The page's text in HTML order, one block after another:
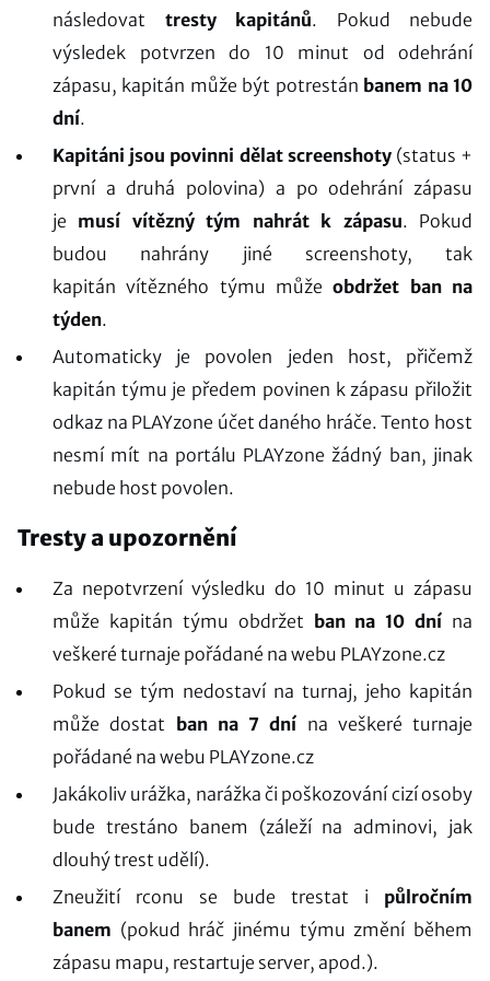
následovat tresty kapitánů. Pokud nebude
výsledek potvrzen do 10 minut od odehrání
zápasu, kapitán může být potrestán banem na 10
dní.
Kapitáni jsou povinni dělat screenshoty(status +
první a druhá polovina) a po odehrání zápasu
je musí vítězný tým nahrát k zápasu. Pokud
budou nahrány jiné screenshoty, tak
kapitán vítězného týmu můžeobdržet ban na
týden.
Automaticky je povolen jeden host, přičemž
kapitán týmu je předem povinen k zápasu přiložit
odkaz na PLAYzone účet daného hráče. Tento host
nesmí mít na portálu PLAYzone žádný ban, jinak
nebude host povolen.
Tresty a upozornění
Za nepotvrzení výsledku do 10 minut u zápasu
může kapitán týmu obdržet ban na 10 dní na
veškeré turnaje pořádané na webu PLAYzone.cz
Pokud se tým nedostaví na turnaj, jeho kapitán
může dostat ban na 7 dní na veškeré turnaje
pořádané na webu PLAYzone.cz
Jakákoliv urážka, narážka či poškozování cizí osoby
bude trestáno banem (záleží na adminovi, jak
dlouhý trest udělí).
Zneužití rconu se bude trestat i půlročním
banem (pokud hráč jinému týmu změní během
zápasu mapu, restartuje server, apod.).